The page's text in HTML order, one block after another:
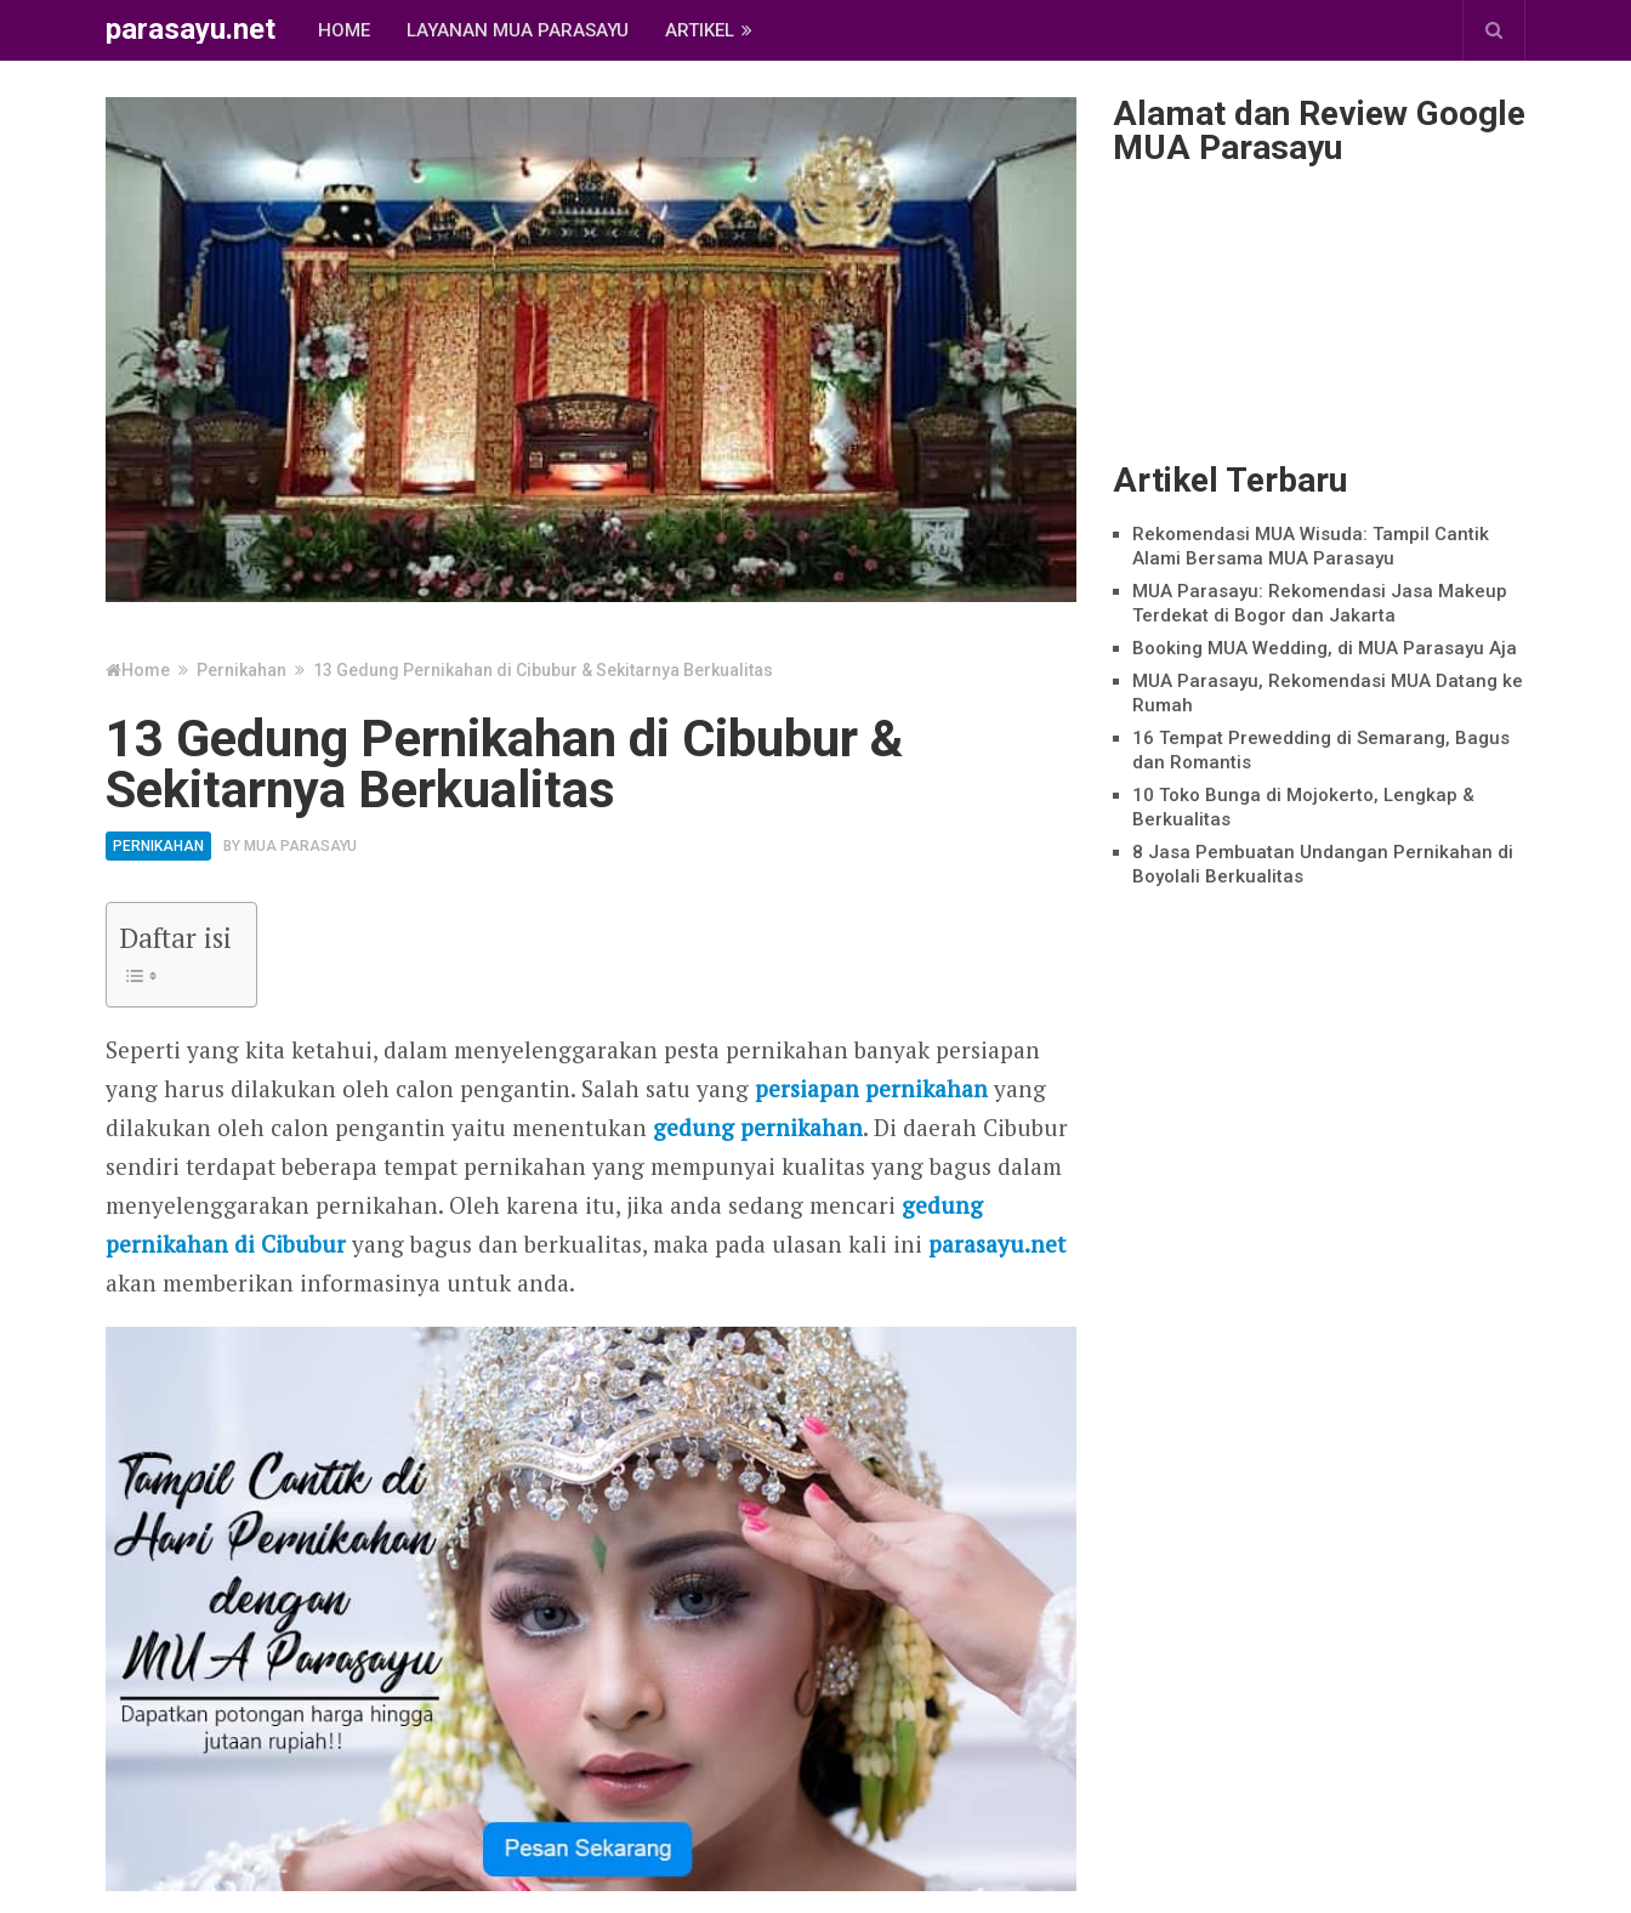
parasayu.net HOME LAYANAN MUA PARASAYU ARTIKEL
Home Pernikahan 13 Gedung Pernikahan di Cibubur & Sekitarnya Berkualitas
13 Gedung Pernikahan di Cibubur &
Sekitarnya Berkualitas
PERNIKAHAN BY MUA PARASAYU
Daftar isi
Seperti yang kita ketahui, dalam menyelenggarakan pesta pernikahan banyak persiapan
yang harus dilakukan oleh calon pengantin. Salah satu yang persiapan pernikahan yang
dilakukan oleh calon pengantin yaitu menentukan gedung pernikahan. Di daerah Cibubur
sendiri terdapat beberapa tempat pernikahan yang mempunyai kualitas yang bagus dalam
menyelenggarakan pernikahan. Oleh karena itu, jika anda sedang mencari gedung
pernikahan di Cibuburyang bagus dan berkualitas, maka pada ulasan kali ini parasayu.net
akan memberikan informasinya untuk anda.
Alamat dan Review Google
MUA Parasayu
Artikel Terbaru
Rekomendasi MUA Wisuda: Tampil Cantik
Alami Bersama MUA Parasayu
MUA Parasayu: Rekomendasi Jasa Makeup
Terdekat di Bogor dan Jakarta
Booking MUA Wedding, di MUA Parasayu Aja
MUA Parasayu, Rekomendasi MUA Datang ke
Rumah
16 Tempat Prewedding di Semarang, Bagus
dan Romantis
10 Toko Bunga di Mojokerto, Lengkap &
Berkualitas
8 Jasa Pembuatan Undangan Pernikahan di
Boyolali Berkualitas